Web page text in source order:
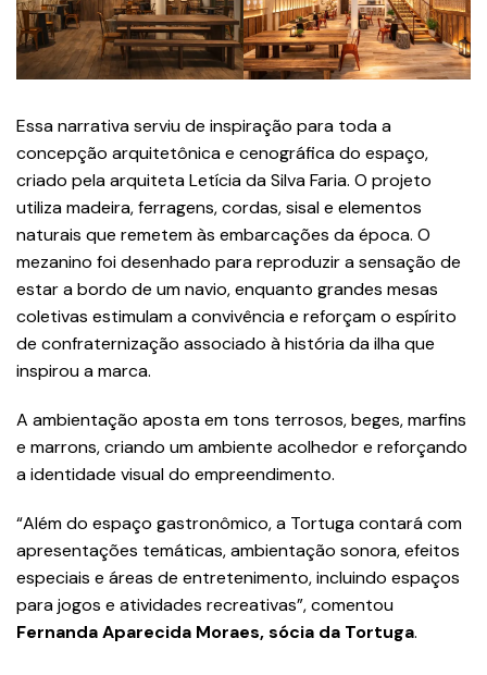
Essa narrativa serviu de inspiração para toda a
concepção arquitetônica e cenográfica do espaço,
criado pela arquiteta Letícia da Silva Faria. O projeto
utiliza madeira, ferragens, cordas, sisal e elementos
naturais que remetem às embarcações da época. O
mezanino foi desenhado para reproduzir a sensação de
estar a bordo de um navio, enquanto grandes mesas
coletivas estimulam a convivência e reforçam o espírito
de confraternização associado à história da ilha que
inspirou a marca.
A ambientação aposta em tons terrosos, beges, marfins
e marrons, criando um ambiente acolhedor e reforçando
a identidade visual do empreendimento.
“Além do espaço gastronômico, a Tortuga contará com
apresentações temáticas, ambientação sonora, efeitos
especiais e áreas de entretenimento, incluindo espaços
para jogos e atividades recreativas”, comentou
Fernanda Aparecida Moraes, sócia da Tortuga.